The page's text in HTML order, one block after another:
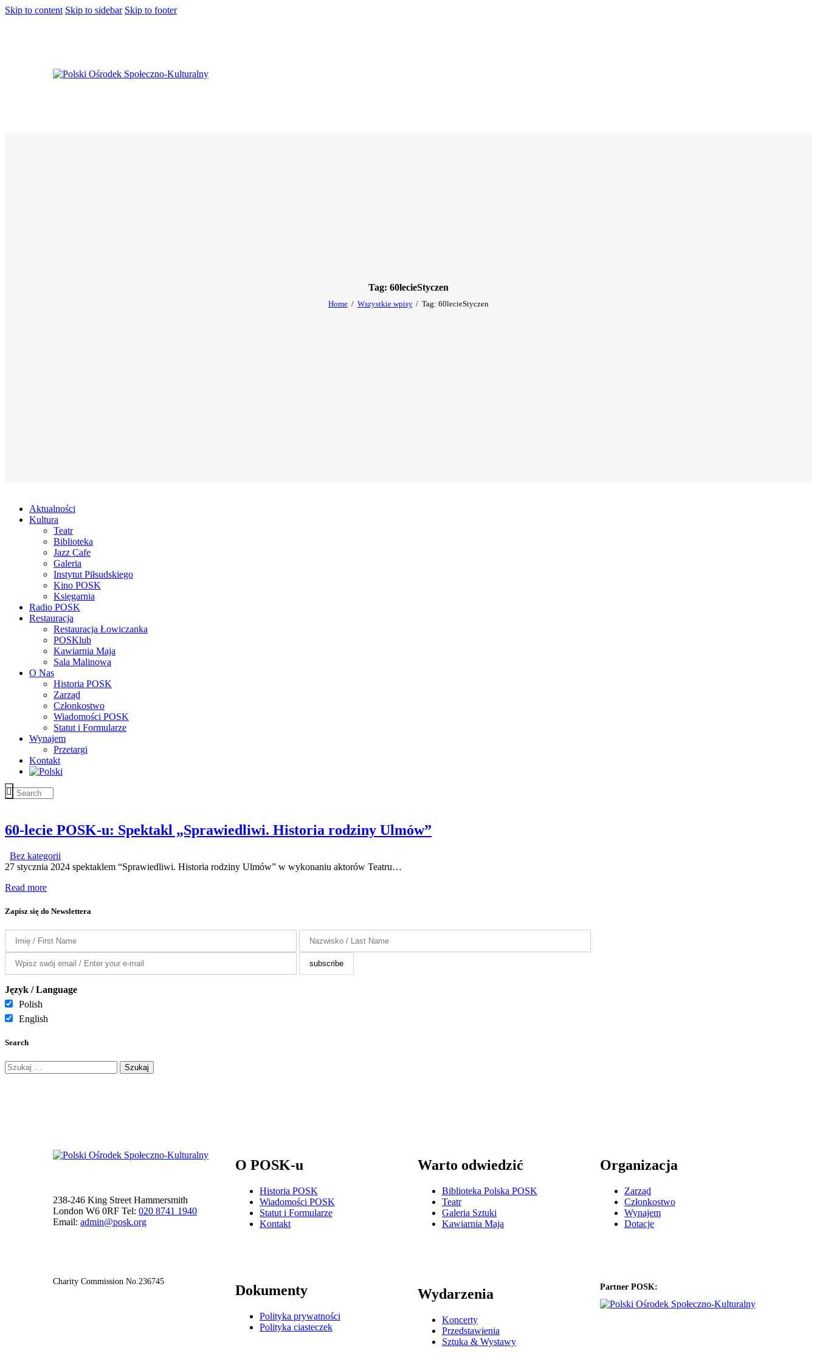
Skip to content Skip to sidebar Skip to footer
Tag: 60lecieStyczen
Home Wszystkie wpisy Tag: 60lecieStyczen
Aktualności
Kultura
Teatr
Biblioteka
Jazz Cafe
Galeria
Instytut Piłsudskiego
Kino POSK
Księgarnia
Radio POSK
Restauracja
Restauracja Łowiczanka
POSKlub
Kawiarnia Maja
Sala Malinowa
O Nas
Historia POSK
Zarząd
Członkostwo
Wiadomości POSK
Statut i Formularze
Wynajem
Przetargi
Kontakt
60-lecie POSK-u: Spektakl „Sprawiedliwi. Historia rodziny Ulmów”
Bez kategorii
27 stycznia 2024 spektaklem “Sprawiedliwi. Historia rodziny Ulmów” w wykonaniu aktorów Teatru…
Read more
Zapisz się do Newslettera
Język / Language
Polish
English
Search
Szukaj:
238-246 King Street Hammersmith
London W6 0RF Tel: 020 8741 1940
Email: admin@posk.org
Charity Commission No.236745
O POSK-u
Historia POSK
Wiadomości POSK
Statut i Formularze
Kontakt
Dokumenty
Polityka prywatności
Polityka ciasteczek
Warto odwiedzić
Biblioteka Polska POSK
Teatr
Galeria Sztuki
Kawiarnia Maja
Wydarzenia
Koncerty
Przedstawienia
Sztuka & Wystawy
Organizacja
Zarząd
Członkostwo
Wynajem
Dotacje
Partner POSK: